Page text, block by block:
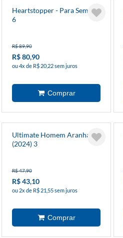
Heartstopper - Para Sempre
6
R$ 89,90
R$ 80,90
ou 4x de R$ 20,22 sem juros
Ultimate Homem Aranha
(2024) 3
R$ 47,90
R$ 43,10
ou 2x de R$ 21,55 sem juros